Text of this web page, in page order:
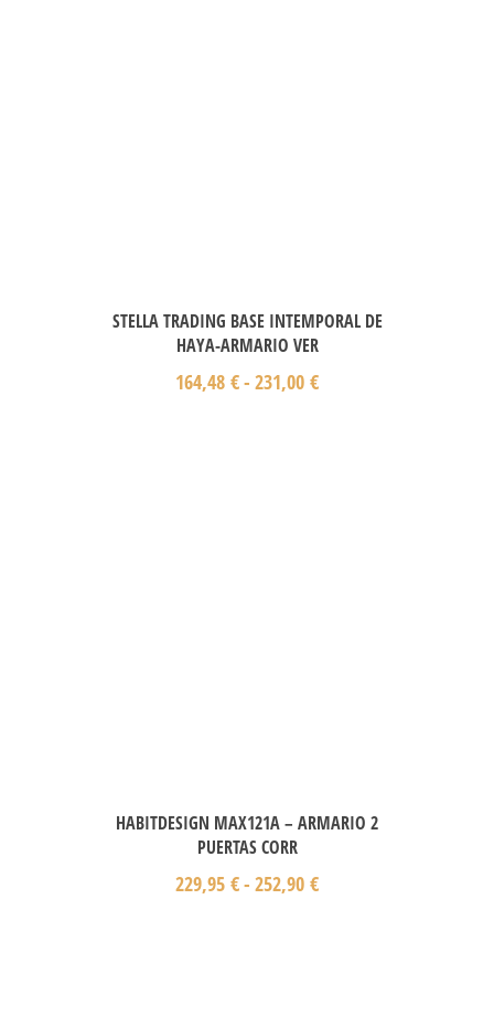
STELLA TRADING BASE INTEMPORAL DE
HAYA-ARMARIO VER
164,48 €- 231,00 €
HABITDESIGN MAX121A – ARMARIO 2
PUERTAS CORR
229,95 €- 252,90 €